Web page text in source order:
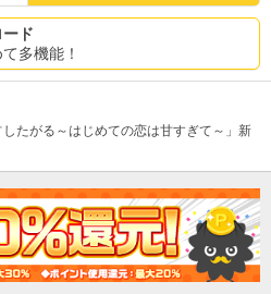
ド
多機能！
たがる～はじめての恋は甘すぎて～」新